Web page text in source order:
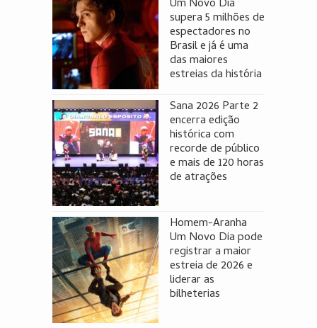
Um Novo Dia
supera 5 milhões de
espectadores no
Brasil e já é uma
das maiores
estreias da história
Sana 2026 Parte 2
encerra edição
histórica com
recorde de público
e mais de 120 horas
de atrações
Homem-Aranha
Um Novo Dia pode
registrar a maior
estreia de 2026 e
liderar as
bilheterias